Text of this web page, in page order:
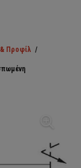
Προφίλ /